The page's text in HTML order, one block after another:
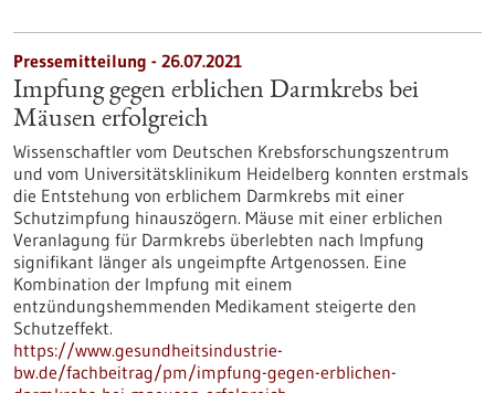
Pressemitteilung - 26.07.2021
Impfung gegen erblichen Darmkrebs bei
Mäusen erfolgreich
Wissenschaftler vom Deutschen Krebsforschungszentrum
und vom Universitätsklinikum Heidelberg konnten erstmals
die Entstehung von erblichem Darmkrebs mit einer
Schutzimpfung hinauszögern. Mäuse mit einer erblichen
Veranlagung für Darmkrebs überlebten nach Impfung
signifikant länger als ungeimpfte Artgenossen. Eine
Kombination der Impfung mit einem
entzündungshemmenden Medikament steigerte den
Schutzeffekt.
https://www.gesundheitsindustrie-
bw.de/fachbeitrag/pm/impfung-gegen-erblichen-